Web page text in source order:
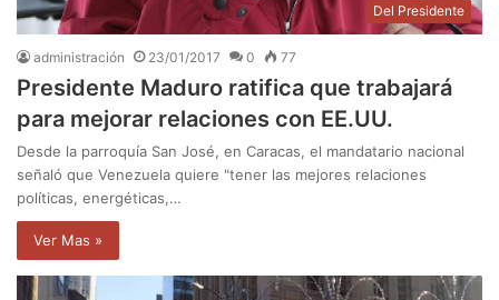
Del Presidente
administración 23/01/2017 0 77
Presidente Maduro ratifica que trabajará
para mejorar relaciones con EE.UU.
Desde la parroquía San José, en Caracas, el mandatario nacional
señaló que Venezuela quiere "tener las mejores relaciones
políticas, energéticas,…
Ver Mas »